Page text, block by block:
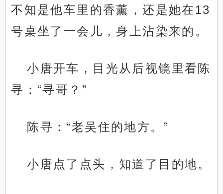
不知是他车里的香薰，还是她在13
号桌坐了一会儿，身上沾染来的。
小唐开车，目光从后视镜里看陈
寻：“寻哥？”
陈寻：“老吴住的地方。”
小唐点了点头，知道了目的地。